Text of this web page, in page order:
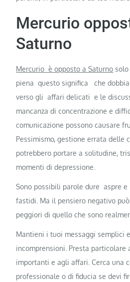
Mercurio
Saturno
Mercurio è opposto a Saturno solo
piena questo significa che
verso gli affari delicati e le
mancanza di concentrazione e
comunicazione possono causare
Pessimismo, gestione errata delle
potrebbero portare a solitudine,
momenti di depressione.
Sono possibili parole dure aspre e
fastidi. Ma il pensiero negativo
peggiori di quello che sono
Mantieni i tuoi messaggi semplici
incomprensioni. Presta particolare
importanti e agli affari. Cerca una
professionale o di fiducia se devi